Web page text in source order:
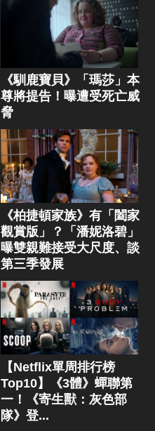
《馴鹿寶貝》「瑪莎」本
尊將提告！曝遭受死亡威
脅
《柏捷頓家族》有「闔家
觀賞版」？「潘妮洛碧」
曝雙親難接受大尺度、談
第三季發展
【Netflix單周排行榜
Top10】《3體》蟬聯第
一！《寄生獸：灰色部
隊》登...